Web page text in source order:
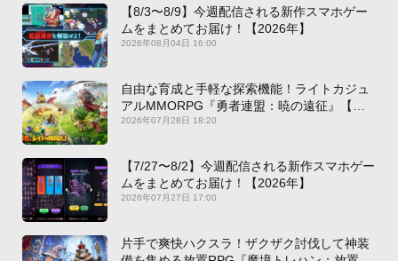
【8/3〜8/9】今週配信される新作スマホゲー
ムをまとめてお届け！【2026年】
2026年08月04日 16:00
自由な育成と手軽な探索機能！ライトカジュ
アルMMORPG『勇者連盟：暁の遠征』【最
新作PICKUP】
2026年07月28日 18:20
【7/27〜8/2】今週配信される新作スマホゲー
ムをまとめてお届け！【2026年】
2026年07月27日 17:00
片手で爽快ハクスラ！ザクザク討伐して神装